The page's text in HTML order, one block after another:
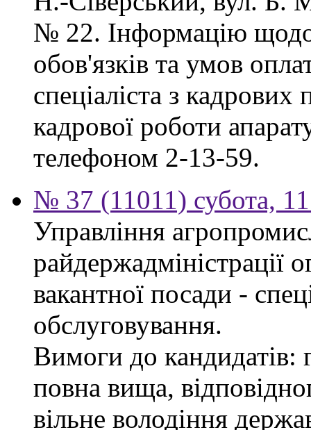
№ 22. Інформацію
обов'язків та умов
спеціаліста з кадрових
кадрової роботи
телефоном 2-13-59.
№ 37 (11011) субота,
Управління
райдержадміністрації
вакантної посади -
обслуговування.
Вимоги до кандидатів:
повна вища,
вільне володіння